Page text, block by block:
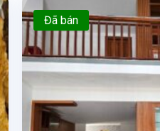
Đã bán